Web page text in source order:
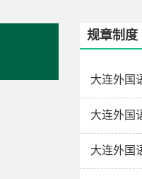
规章制度
大连外国
大连外国
大连外国